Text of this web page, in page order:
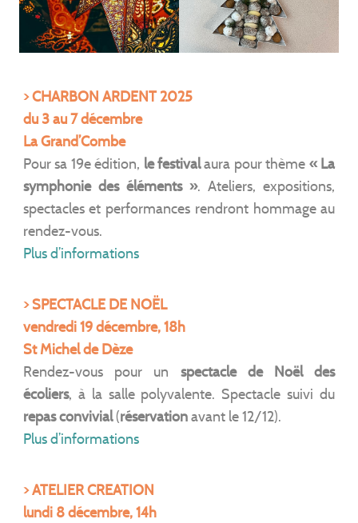
> CHARBON ARDENT 2025
du 3 au 7 décembre
La Grand’Combe
Pour sa 19e édition, le festivalaura pour thème « La
symphonie des éléments ». Ateliers, expositions,
spectacles et performances rendront hommage au
rendez-vous.
Plus d’informations
> SPECTACLE DE NOËL
vendredi 19 décembre, 18h
St Michel de Dèze
Rendez-vous pour un spectacle de Noël des
écoliers, à la salle polyvalente. Spectacle suivi du
repas convivial(réservationavant le 12/12).
Plus d’informations
> ATELIER CREATION
lundi 8 décembre, 14h